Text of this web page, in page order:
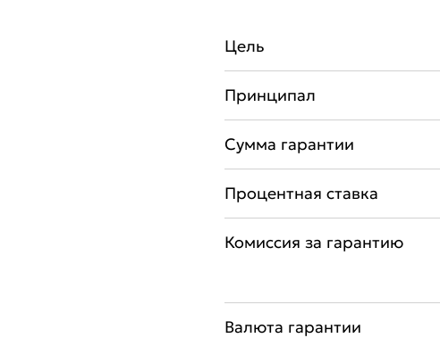
Цель
Принципал
Сумма гарантии
Процентная ставка
Комиссия за гарантию
Валюта гарантии